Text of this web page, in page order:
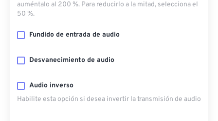
auméntalo al 200 %. Para reducirlo a la mitad, selecciona el
50 %.
Fundido de entrada de audio
Desvanecimiento de audio
Audio inverso
Habilite esta opción si desea invertir la transmisión de audio